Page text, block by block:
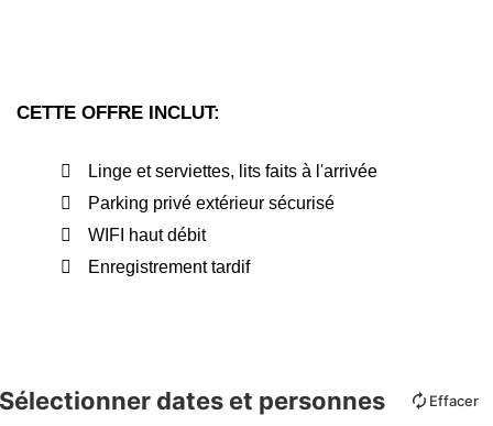
CETTE OFFRE INCLUT:
Linge et serviettes, lits faits à l'arrivée
Parking privé extérieur sécurisé
WIFI haut débit
Enregistrement tardif
Sélectionner dates et personnes Effacer